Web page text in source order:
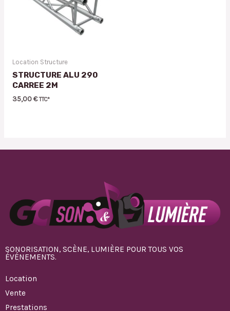
Location Structure
STRUCTURE ALU 290
CARREE 2M
35,00€ TTC*
SONORISATION, SCÈNE, LUMIÈRE POUR TOUS VOS
ÉVÉNEMENTS.
Location
Vente
Prestations